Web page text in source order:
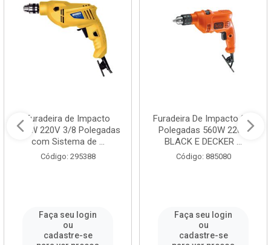
Furadeira de Impacto
500W 220V 3/8 Polegadas
com Sistema de ...
Código: 295388
Faça seu login
ou
cadastre-se
Furadeira De Impacto 3/8
Polegadas 560W 220V
BLACK E DECKER ...
Código: 885080
Faça seu login
ou
cadastre-se